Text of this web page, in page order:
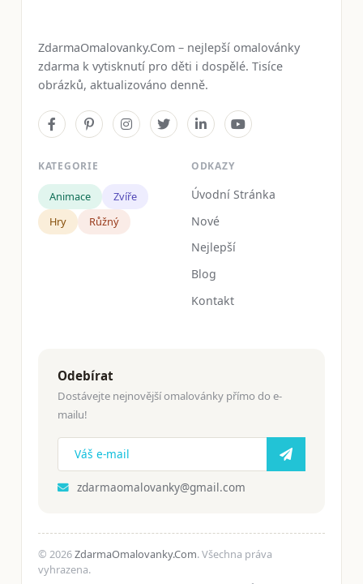
ZdarmaOmalovanky.Com – nejlepší omalovánky
zdarma k vytisknutí pro děti i dospělé. Tisíce
obrázků, aktualizováno denně.
KATEGORIE
Animace
Zvíře
Hry
Růžný
ODKAZY
Úvodní Stránka
Nové
Nejlepší
Blog
Kontakt
Odebírat
Dostávejte nejnovější omalovánky přímo do e-
mailu!
zdarmaomalovanky@gmail.com
© 2026ZdarmaOmalovanky.Com. Všechna práva
vyhrazena.